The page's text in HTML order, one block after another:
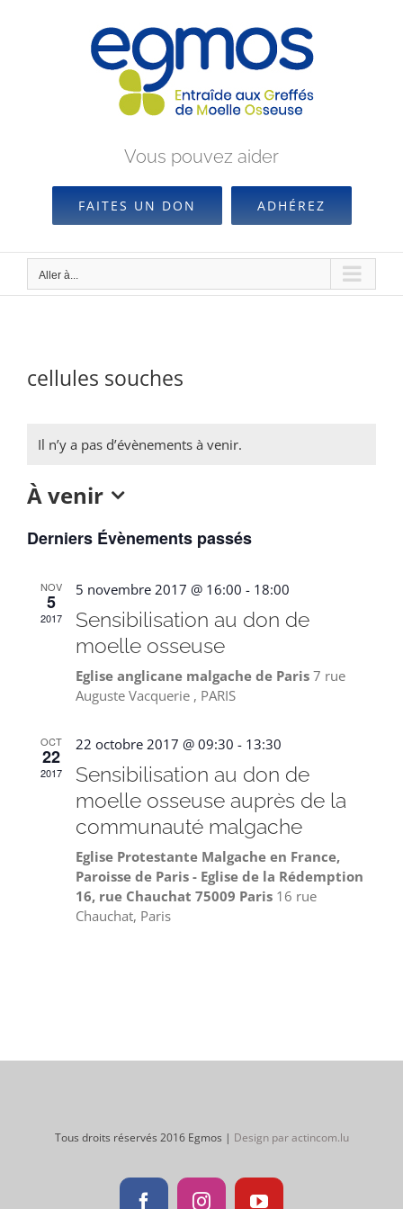
Vous pouvez aider
FAITES UN DON ADHÉREZ
Aller à...
cellules souches
Il n’y a pas d’évènements à venir.
À venir
Sélectionnez
une
Derniers Évènements passés
NOV
5
2017
5 novembre 2017 @ 16:00 - 18:00
Sensibilisation au don de
moelle osseuse
Eglise anglicane malgache de Paris 7 rue
Auguste Vacquerie , PARIS
OCT
22
2017
22 octobre 2017 @ 09:30 - 13:30
Sensibilisation au don de
moelle osseuse auprès de la
communauté malgache
Eglise Protestante Malgache en France,
Paroisse de Paris - Eglise de la Rédemption
16, rue Chauchat 75009 Paris 16 rue
Chauchat, Paris
Tous droits réservés 2016 Egmos | Design par actincom.lu